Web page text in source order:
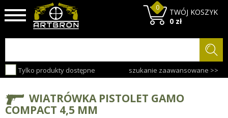
Tylko produkty dostępne szukanie zaawansowane >>
TWÓJ KOSZYK
0
0 zł
WIATRÓWKA PISTOLET GAMO
COMPACT 4,5 MM